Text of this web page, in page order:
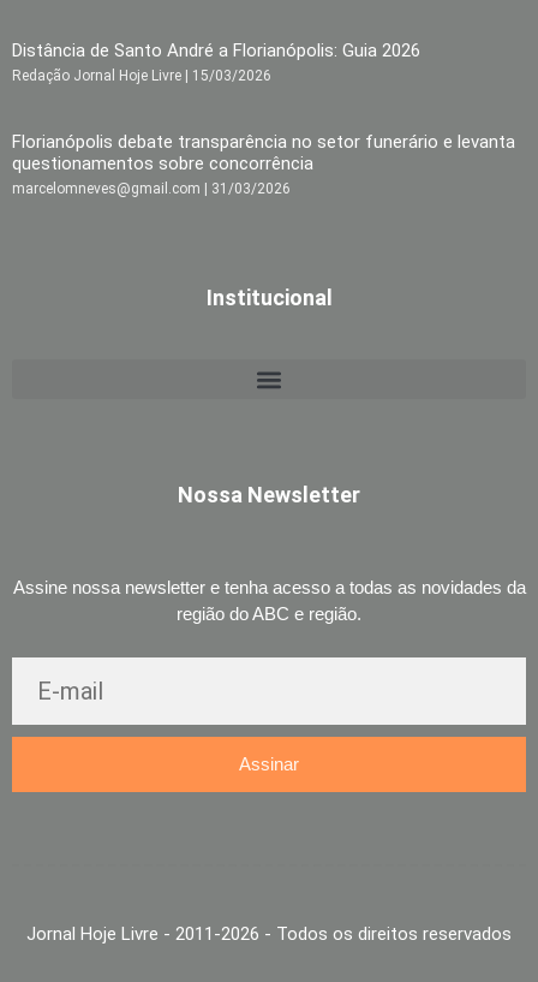
Distância de Santo André a Florianópolis: Guia 2026
Redação Jornal Hoje Livre 15/03/2026
Florianópolis debate transparência no setor funerário e levanta
questionamentos sobre concorrência
marcelomneves@gmail.com 31/03/2026
Institucional
Nossa Newsletter
Assine nossa newsletter e tenha acesso a todas as novidades da
região do ABC e região.
Assinar
Jornal Hoje Livre - 2011-2026 - Todos os direitos reservados